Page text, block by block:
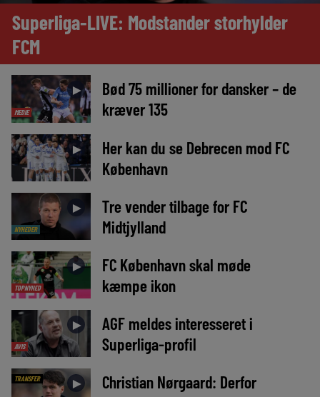
Superliga-LIVE: Modstander storhylder
FCM
MEDIE
►
Bød 75 millioner for dansker – de
kræver 135
►
Her kan du se Debrecen mod FC
København
NYHEDER
►
Tre vender tilbage for FC
Midtjylland
TOPNYHED
►
FC København skal møde
kæmpe ikon
AVIS
►
AGF meldes interesseret i
Superliga-profil
TRANSFER ►
Christian Nørgaard: Derfor